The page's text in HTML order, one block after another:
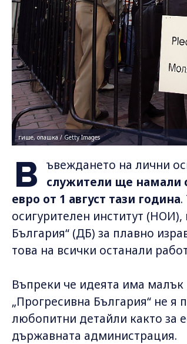
гише, опашка / Getty Images
В ъвеждането на лични
служители ще намали
евро от 1 август тази година.
осигурителен институт
България“ (ДБ) за плавно
това на всички останали
Въпреки че идеята има
„Прогресивна България“ не
любопитни детайли както за
държавната администрация.